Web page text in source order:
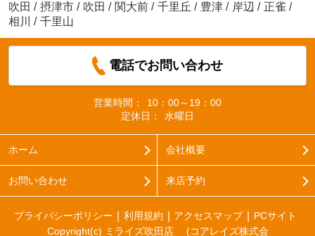
吹田 / 摂津市 / 吹田 / 関大前 / 千里丘 / 豊津 / 岸辺 / 正雀 /
相川
/ 千里山
電話でお問い合わせ
営業時間：
10：00～19：00
定休日：
水曜日
ホーム 会社概要
お問い合わせ 来店予約
プライバシーポリシー 利用規約 アクセスマップ
PCサイト
Copyright(c) ミライズ吹田店 (コアレイズ株式会